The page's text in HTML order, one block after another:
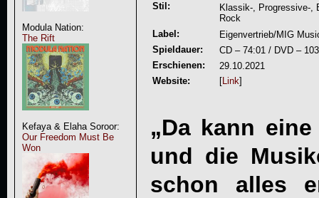
Modula Nation:
The Rift
Kefaya & Elaha Soroor:
Our Freedom Must Be
Won
Stil:
Klassik-, Progressive-,
Rock
Label:
Eigenvertrieb/MIG
Spieldauer:
CD – 74:01 / DVD –
Erschienen:
29.10.2021
Website:
[Link]
„Da kann
und die
schon alles